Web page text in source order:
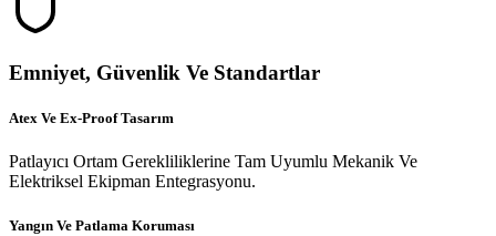
Emniyet, Güvenlik Ve Standartlar
Atex Ve Ex-Proof Tasarım
Patlayıcı Ortam Gerekliliklerine Tam Uyumlu Mekanik Ve
Elektriksel Ekipman Entegrasyonu.
Yangın Ve Patlama Koruması